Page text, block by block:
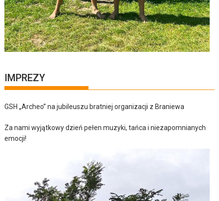
IMPREZY
GSH „Archeo” na jubileuszu bratniej organizacji z Braniewa
Za nami wyjątkowy dzień pełen muzyki, tańca i niezapomnianych
emocji!